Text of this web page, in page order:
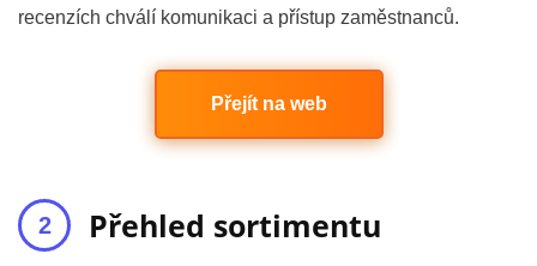
recenzích chválí komunikaci a přístup zaměstnanců.
Přejít na web
Přehled sortimentu